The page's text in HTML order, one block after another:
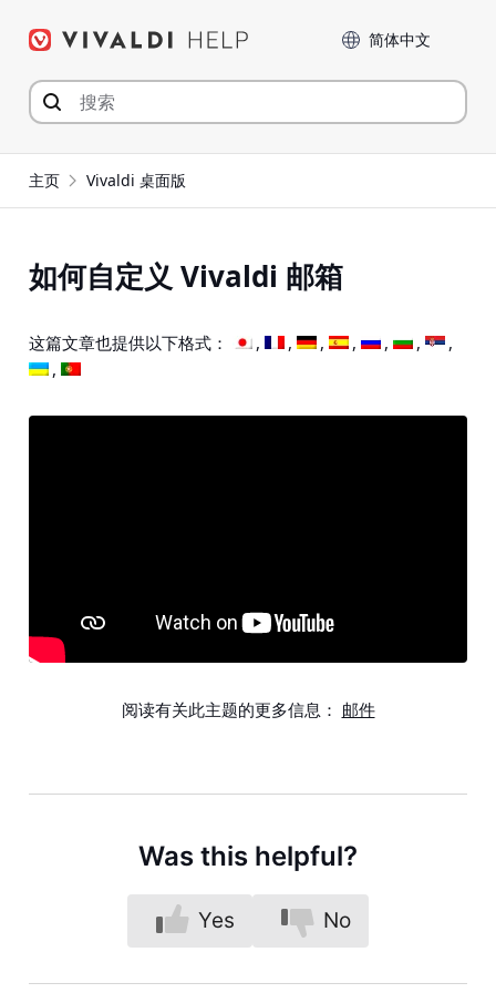
Language
主页 Vivaldi 桌面版
如何自定义 Vivaldi 邮箱
这篇文章也提供以下格式：
阅读有关此主题的更多信息： 邮件
Was this helpful?
Yes No